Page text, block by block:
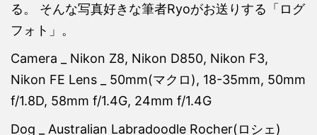
る。 そんな写真好きな筆者Ryoがお送りする「ログ
フォト」。
Camera _ Nikon Z8, Nikon D850, Nikon F3,
Nikon FE Lens _ 50mm(マクロ), 18-35mm, 50mm
f/1.8D, 58mm f/1.4G, 24mm f/1.4G
Dog _ Australian Labradoodle Rocher(ロシェ)